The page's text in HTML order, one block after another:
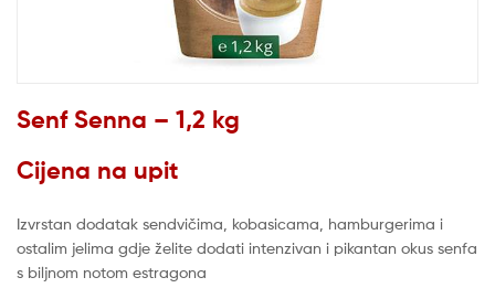
Senf Senna – 1,2 kg
Cijena na upit
Izvrstan dodatak sendvičima, kobasicama, hamburgerima i
ostalim jelima gdje želite dodati intenzivan i pikantan okus senfa
s biljnom notom estragona